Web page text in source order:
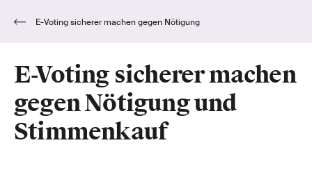
E-Voting sicherer machen
gegen Nötigung und
Stimmenkauf